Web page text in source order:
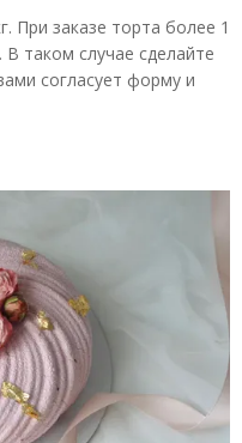
При заказе торта более 1
таком случае сделайте
согласует форму и